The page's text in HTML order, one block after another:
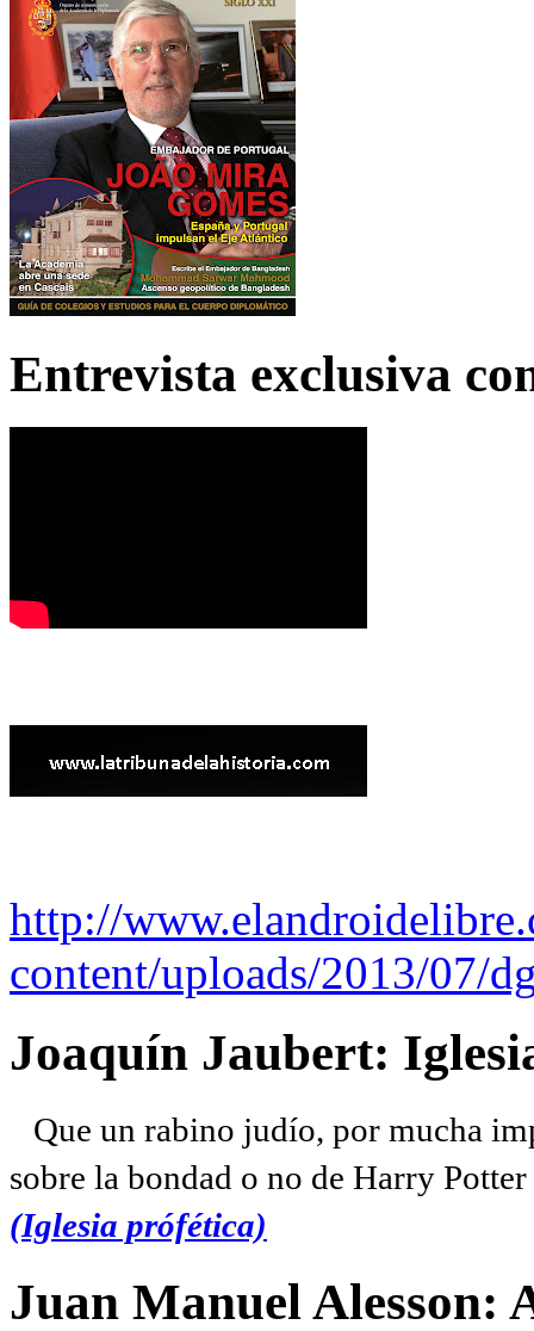
Entrevista exclusiva
http://
content/uploads/2013/07/
Joaquín Jaubert:
Que un rabino judío, por mucha
sobre la bondad o no de Harry
(Iglesia prófética)
Juan Manuel Alesson: